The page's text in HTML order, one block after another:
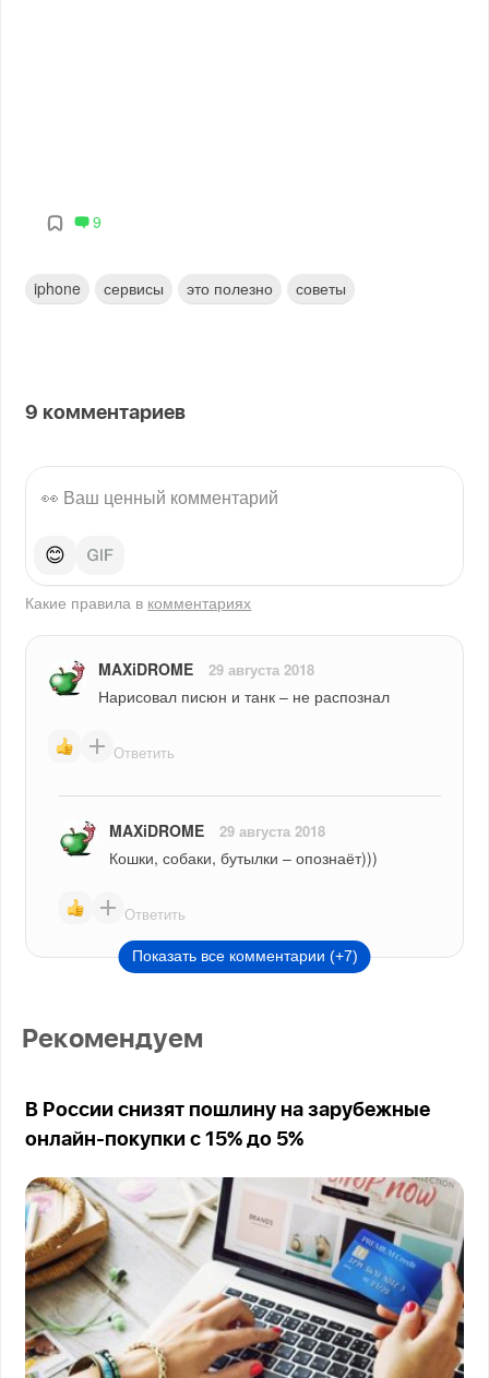
9
iphone сервисы это полезно советы
9 комментариев
😊
Какие правила в комментариях
MAXiDROME 29 августа 2018
Нарисовал писюн и танк – не распознал
Ответить
MAXiDROME 29 августа 2018
Кошки, собаки, бутылки – опознаёт)))
Ответить
Показать все комментарии (+7)
Рекомендуем
В России снизят пошлину на зарубежные
онлайн-покупки с 15% до 5%